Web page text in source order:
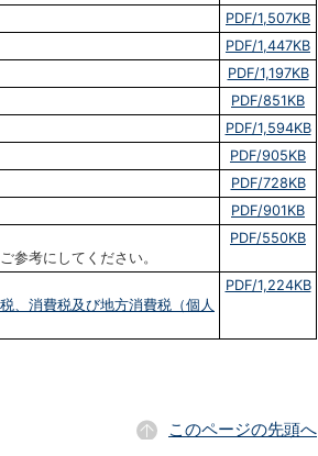
PDF/1,507KB
PDF/1,447KB
PDF/1,197KB
PDF/851KB
PDF/1,594KB
PDF/905KB
PDF/728KB
PDF/901KB
参考にしてください。
PDF/550KB
、消費税及び地方消費税（個人
PDF/1,224KB
このページの先頭へ